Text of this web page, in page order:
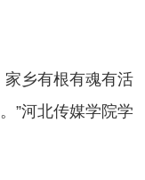
家乡有根有魂有活
”河北传媒学院学